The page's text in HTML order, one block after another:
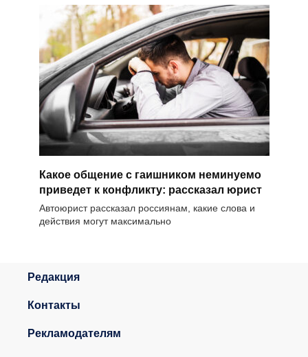
Какое общение с гаишником неминуемо
приведет к конфликту: рассказал юрист
Автоюрист рассказал россиянам, какие слова и
действия могут максимально
Редакция
Контакты
Рекламодателям